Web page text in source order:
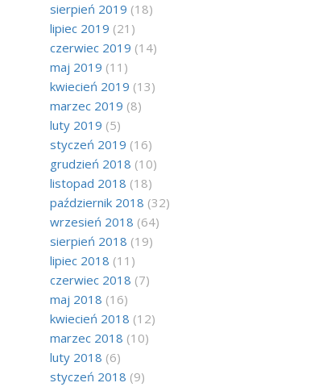
sierpień 2019 (18)
lipiec 2019 (21)
czerwiec 2019 (14)
maj 2019 (11)
kwiecień 2019 (13)
marzec 2019 (8)
luty 2019 (5)
styczeń 2019 (16)
grudzień 2018 (10)
listopad 2018 (18)
październik 2018 (32)
wrzesień 2018 (64)
sierpień 2018 (19)
lipiec 2018 (11)
czerwiec 2018 (7)
maj 2018 (16)
kwiecień 2018 (12)
marzec 2018 (10)
luty 2018 (6)
styczeń 2018 (9)